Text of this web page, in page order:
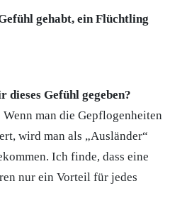
gehabt, ein Flüchtling
dieses Gefühl gegeben?
man die Gepflogenheiten
wird man als „Ausländer“
Ich finde, dass eine
nur ein Vorteil für jedes